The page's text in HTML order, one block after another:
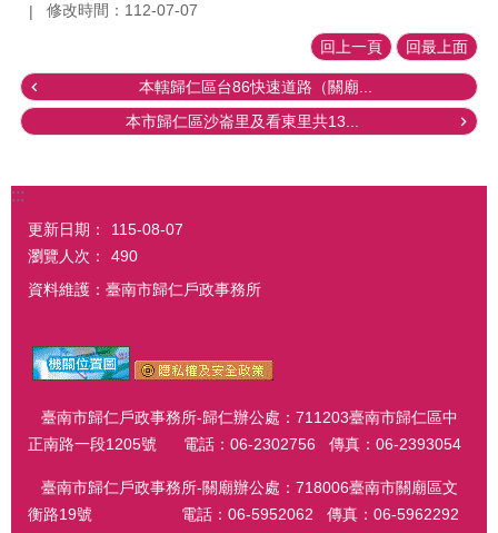
修改時間：112-07-07
回上一頁 回最上面
本轄歸仁區台86快速道路（關廟...
本市歸仁區沙崙里及看東里共13...
:::
更新日期：
115-08-07
瀏覽人次：
490
資料維護：臺南市歸仁戶政事務所
臺南市歸仁戶政事務所-歸仁辦公處：711203臺南市歸仁區中
正南路一段1205號 電話：06-2302756 傳真：06-2393054
臺南市歸仁戶政事務所-關廟辦公處：718006臺南市關廟區文
衡路19號 電話：06-5952062 傳真：06-5962292